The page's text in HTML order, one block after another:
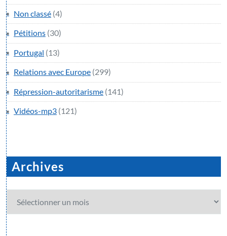
Non classé (4)
Pétitions (30)
Portugal (13)
Relations avec Europe (299)
Répression-autoritarisme (141)
Vidéos-mp3 (121)
Archives
Archives